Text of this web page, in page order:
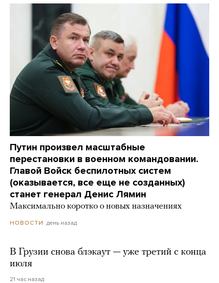
Путин произвел масштабные
перестановки в военном командовании.
Главой Войск беспилотных систем
(оказывается, все еще не созданных)
станет генерал Денис Лямин
Максимально коротко о новых назначениях
НОВОСТИ день назад
В Грузии снова блэкаут — уже третий с конца
июля
21 час назад